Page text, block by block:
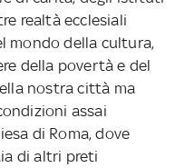
realtà ecclesiali
mondo della cultura,
della povertà e del
nostra città ma
assai
di Roma, dove
di altri preti